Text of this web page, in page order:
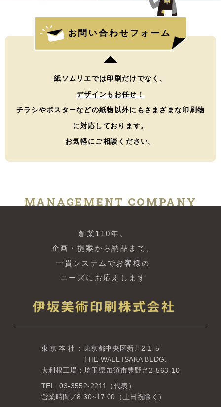
お問い合わせフォーム
紙ソムリエでは印刷だけでなく、
デザインもお任せ！
チラシやポスターなどの紙物以外にもさまざまな印刷物
に対応しております。
お気軽にご相談ください。
MANAGEMENT COMPANY
創業110年。
企画・提案から納品まで、
一貫システムでお客様の
ニーズにお応えします
東京本社
：東京都中央区新川2-1-5
THE WALL ISAKA BLDG.
大利根工場：埼玉県加須市豊野台2-563-10
TEL: 03-3552-2211（代表）
営業時間／8:30~17:00（土日祝除く）